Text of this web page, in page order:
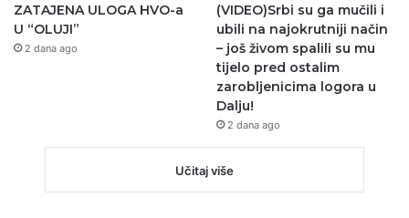
ZATAJENA ULOGA HVO-a
U “OLUJI”
2 dana ago
(VIDEO)Srbi su ga mučili i
ubili na najokrutniji način
– još živom spalili su mu
tijelo pred ostalim
zarobljenicima logora u
Dalju!
2 dana ago
Učitaj više